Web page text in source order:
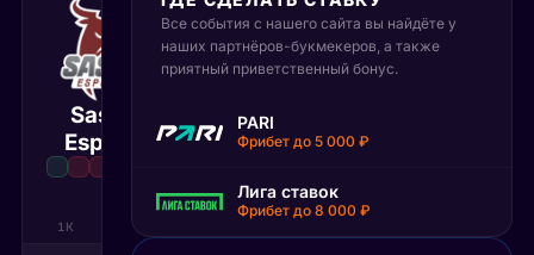
Sashi
Esport
19 июня 2026
11:00 МСК
1:2
Матч завершён
1К
Все события с нашего сайта вы найдёте у
наших партнёров-букмекеров, а также
приятный приветственный бонус.
PARI
Фрибет до 5 000 ₽
Лига ставок
Фрибет до 8 000 ₽